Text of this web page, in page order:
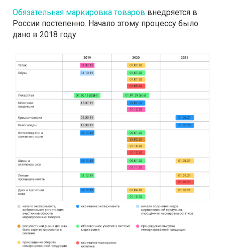
Обязательная маркировка товаров внедряется в
России постепенно. Начало этому процессу было
дано в 2018 году.